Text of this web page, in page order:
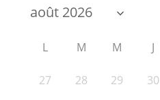
L M M J
27 28 29 30